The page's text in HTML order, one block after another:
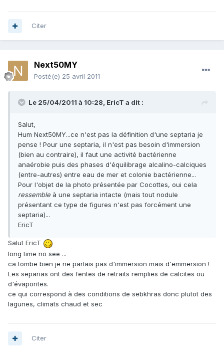
Citer
Next50MY
Posté(e) 25 avril 2011
Le 25/04/2011 à 10:28, EricT a dit :
Salut,
Hum Next50MY...ce n'est pas la définition d'une septaria je
pense ! Pour une septaria, il n'est pas besoin d'immersion
(bien au contraire), il faut une activité bactérienne
anaérobie puis des phases d'équilibrage alcalino-calciques
(entre-autres) entre eau de mer et colonie bactérienne...
Pour l'objet de la photo présentée par Cocottes, oui cela
ressemble à une septaria intacte (mais tout nodule
présentant ce type de figures n'est pas forcément une
septaria)...
EricT
Salut EricT
long time no see ...
ca tombe bien je ne parlais pas d'immersion mais d'emmersion !
Les separias ont des fentes de retraits remplies de calcites ou
d'évaporites.
ce qui correspond à des conditions de sebkhras donc plutot des
lagunes, climats chaud et sec
Citer